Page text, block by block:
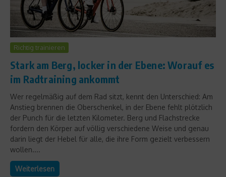
Richtig trainieren
Stark am Berg, locker in der Ebene: Worauf es
im Radtraining ankommt
Wer regelmäßig auf dem Rad sitzt, kennt den Unterschied: Am
Anstieg brennen die Oberschenkel, in der Ebene fehlt plötzlich
der Punch für die letzten Kilometer. Berg und Flachstrecke
fordern den Körper auf völlig verschiedene Weise und genau
darin liegt der Hebel für alle, die ihre Form gezielt verbessern
wollen....
Weiterlesen